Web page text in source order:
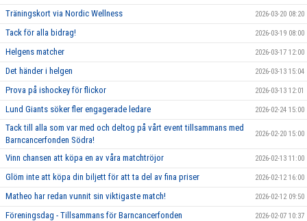
Träningskort via Nordic Wellness 2026-03-20 08:20
Tack för alla bidrag! 2026-03-19 08:00
Helgens matcher 2026-03-17 12:00
Det händer i helgen 2026-03-13 15:04
Prova på ishockey för flickor 2026-03-13 12:01
Lund Giants söker fler engagerade ledare 2026-02-24 15:00
Tack till alla som var med och deltog på vårt event tillsammans med
Barncancerfonden Södra!
2026-02-20 15:00
Vinn chansen att köpa en av våra matchtröjor 2026-02-13 11:00
Glöm inte att köpa din biljett för att ta del av fina priser 2026-02-12 16:00
Matheo har redan vunnit sin viktigaste match! 2026-02-12 09:50
Föreningsdag - Tillsammans för Barncancerfonden 2026-02-07 10:37